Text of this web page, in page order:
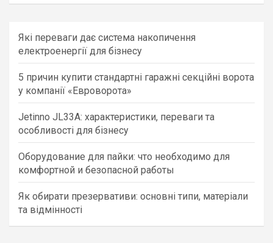
h
Які переваги дає система накопичення
електроенергії для бізнесу
5 причин купити стандартні гаражні секційні ворота
у компанії «Евроворота»
Jetinno JL33A: характеристики, переваги та
особливості для бізнесу
Оборудование для пайки: что необходимо для
комфортной и безопасной работы
Як обирати презервативи: основні типи, матеріали
та відмінності